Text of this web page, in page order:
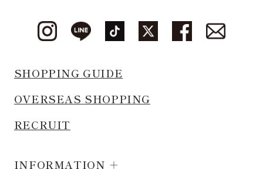
SHOPPING GUIDE
OVERSEAS SHOPPING
RECRUIT
INFORMATION